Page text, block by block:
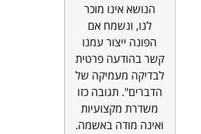
הנושא אינו מוכר
לנו, ונשמח אם
הפונה ייצור עמנו
קשר בהודעה פרטית
לבדיקה מעמיקה של
הדברים". תגובה כזו
משדרת מקצועיות
ואינה מודה באשמה.